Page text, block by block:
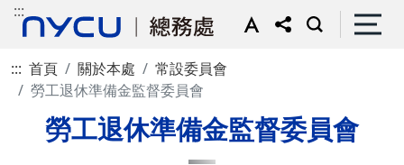
:::
::: 首頁 關於本處
常設委員會
勞工退休準備金監督委員會
勞工退休準備金監督委員會